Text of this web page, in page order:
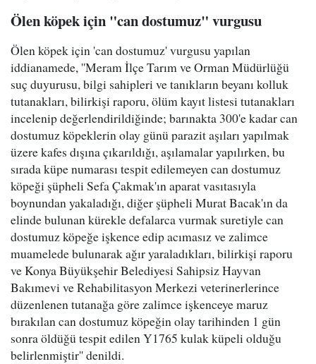
Ölen köpek için "can dostumuz" vurgusu
Ölen köpek için 'can dostumuz' vurgusu yapılan
iddianamede, ''Meram İlçe Tarım ve Orman Müdürlüğü
suç duyurusu, bilgi sahipleri ve tanıkların beyanı kolluk
tutanakları, bilirkişi raporu, ölüm kayıt listesi tutanakları
incelenip değerlendirildiğinde; barınakta 300'e kadar can
dostumuz köpeklerin olay günü parazit aşıları yapılmak
üzere kafes dışına çıkarıldığı, aşılamalar yapılırken, bu
sırada küpe numarası tespit edilemeyen can dostumuz
köpeği şüpheli Sefa Çakmak'ın aparat vasıtasıyla
boynundan yakaladığı, diğer şüpheli Murat Bacak'ın da
elinde bulunan kürekle defalarca vurmak suretiyle can
dostumuz köpeğe işkence edip acımasız ve zalimce
muamelede bulunarak ağır yaraladıkları, bilirkişi raporu
ve Konya Büyükşehir Belediyesi Sahipsiz Hayvan
Bakımevi ve Rehabilitasyon Merkezi veterinerlerince
düzenlenen tutanağa göre zalimce işkenceye maruz
bırakılan can dostumuz köpeğin olay tarihinden 1 gün
sonra öldüğü tespit edilen Y1765 kulak küpeli olduğu
belirlenmiştir'' denildi.